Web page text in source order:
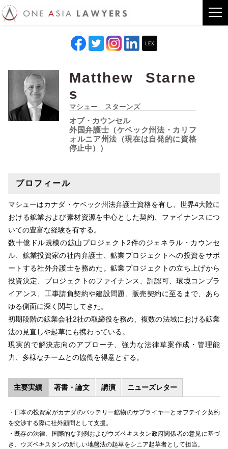
Matthew Starne
s
マシュー スターンズ
オブ・カウンセル
外国弁護士（ケベック州法・カリフ
ォルニア州法（現在は自発的に資格
停止中））
プロフィール
マシューはカナダ・ケベック州法弁護士資格を有し、世界4大陸に
おける鉱業および素材資源を中心とした契約、ファイナンスにつ
いての豊富な経験を有する。
数十億ドル規模の鉱山プロジェクト2件のジェネラル・カウンセ
ル、鉱業投資家の社内弁護士、鉱業プロジェクトへの投資をサポ
ートする社外弁護士を務めた。鉱業プロジェクトの立ち上げから
投資決定、プロジェクトのファイナンス、許認可、環境コンプラ
イアンス、工事請負契約や建設問題、販売契約に至るまで、あら
ゆる側面に深く関与してきた。
初期段階の鉱業会社2社の取締役を務め、複数の法域における鉱業
法の見直しや起草にも携わっている。
現実的で解決志向のアプローチ、強力な法律草案作成・管理能
力、多様なチームとの協働を得意とする。
主要実績 著書・論文 講演 ニューズレター
・日本の投資家がカナダのバッテリー鉱物のサプライヤーとオフテイク契約
を交渉する際に社外顧問として支援。
・既存の法律、国際的な判例およびウズベキスタン政府関係者の意見に基づ
き、ウズベキスタンの新しい地盤法の起草をシニア起草者として担当。